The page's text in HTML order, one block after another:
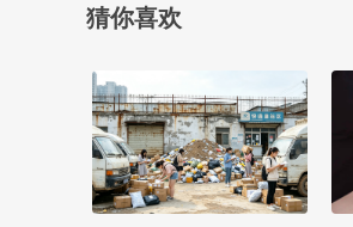
猜你喜欢